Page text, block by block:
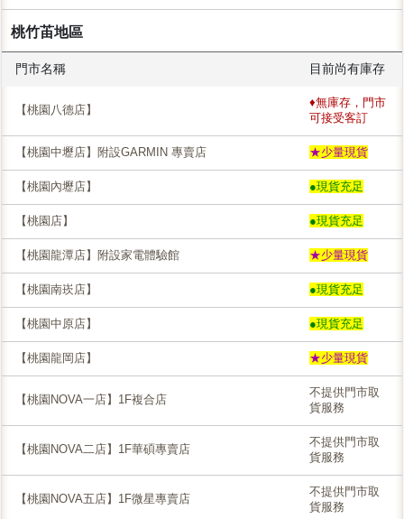
桃竹苖地區
門市名稱 目前尚有庫存
【桃園八德店】
♦無庫存，門市
可接受客訂
【桃園中壢店】附設GARMIN 專賣店 ★少量現貨
【桃園內壢店】 ●現貨充足
【桃園店】 ●現貨充足
【桃園龍潭店】附設家電體驗館 ★少量現貨
【桃園南崁店】 ●現貨充足
【桃園中原店】 ●現貨充足
【桃園龍岡店】 ★少量現貨
【桃園NOVA一店】1F複合店
不提供門市取
貨服務
【桃園NOVA二店】1F華碩專賣店
不提供門市取
貨服務
【桃園NOVA五店】1F微星專賣店
不提供門市取
貨服務